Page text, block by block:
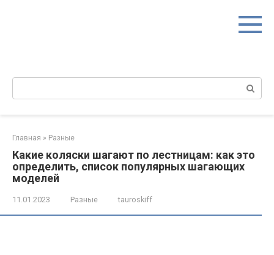
Поиск:
Главная » Разные
Какие коляски шагают по лестницам: как это
определить, список популярных шагающих
моделей
11.01.2023 Разные tauroskiff